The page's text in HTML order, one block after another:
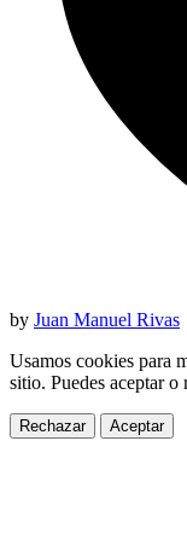
by Juan Manuel Rivas
Usamos cookies para
sitio. Puedes aceptar o
Rechazar Aceptar